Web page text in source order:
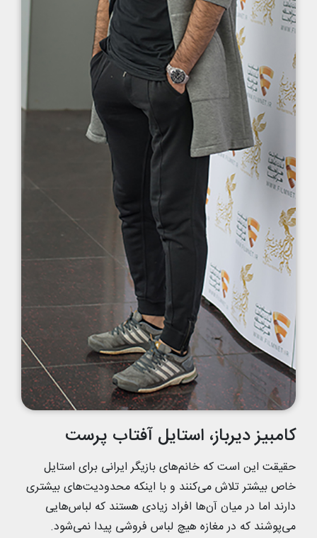
کامبیز دیرباز، استایل آفتاب پرست
حقیقت این است که خانم‌های بازیگر ایرانی برای استایل
خاص بیشتر تلاش می‌کنند و با اینکه محدودیت‌های بیشتری
دارند اما در میان آن‌ها افراد زیادی هستند که لباس‌هایی
می‌پوشند که در مغازه هیچ لباس فروشی پیدا نمی‌شود.